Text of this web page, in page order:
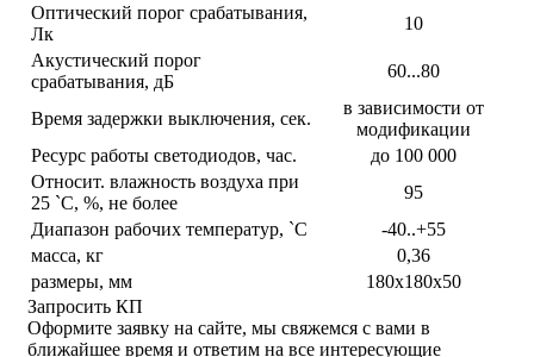
Оптический порог срабатывания,
Лк
10
Акустический порог
срабатывания, дБ
60...80
Время задержки выключения, сек.
в зависимости от
модификации
Ресурс работы светодиодов, час.
до 100 000
Относит. влажность воздуха при
25 `С, %, не более
95
Диапазон рабочих температур, `С
-40..+55
масса, кг
0,36
размеры, мм
180х180х50
Запросить КП
Оформите заявку на сайте, мы свяжемся с вами в
ближайшее время и ответим на все интересующие